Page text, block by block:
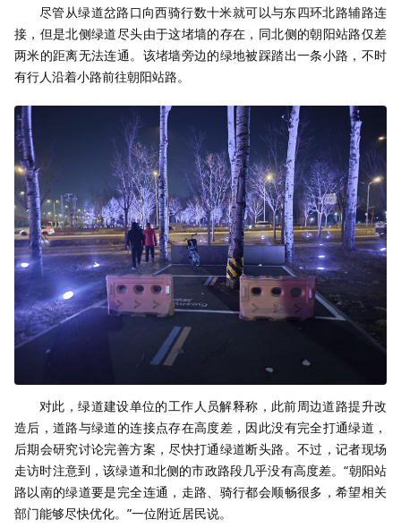
尽管从绿道岔路口向西骑行数十米就可以与东四环北路辅路连
接，但是北侧绿道尽头由于这堵墙的存在，同北侧的朝阳站路仅差
两米的距离无法连通。该堵墙旁边的绿地被踩踏出一条小路，不时
有行人沿着小路前往朝阳站路。
对此，绿道建设单位的工作人员解释称，此前周边道路提升改
造后，道路与绿道的连接点存在高度差，因此没有完全打通绿道，
后期会研究讨论完善方案，尽快打通绿道断头路。不过，记者现场
走访时注意到，该绿道和北侧的市政路段几乎没有高度差。“朝阳站
路以南的绿道要是完全连通，走路、骑行都会顺畅很多，希望相关
部门能够尽快优化。”一位附近居民说。